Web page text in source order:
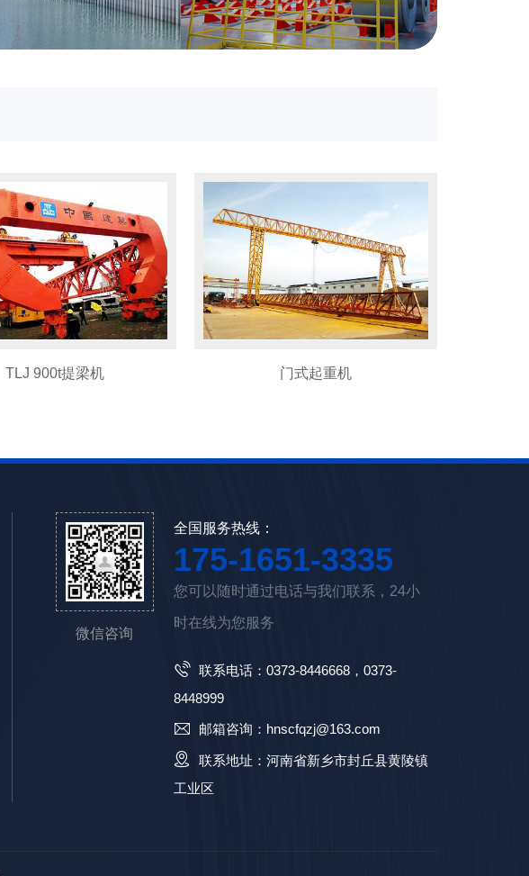
门式起重机 集装箱门式起重机
微信咨询
全国服务热线：
175-1651-3335
您可以随时通过电话与我们联系，24小
时在线为您服务
联系电话：0373-8446668，0373-
8448999
邮箱咨询：hnscfqzj@163.com
联系地址：河南省新乡市封丘县黄陵镇
工业区